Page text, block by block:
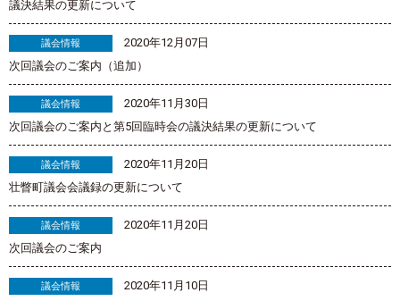
議決結果の更新について
議会情報
2020年12月07日
次回議会のご案内（追加）
議会情報
2020年11月30日
次回議会のご案内と第5回臨時会の議決結果の更新について
議会情報
2020年11月20日
壮瞥町議会会議録の更新について
議会情報
2020年11月20日
次回議会のご案内
議会情報
2020年11月10日